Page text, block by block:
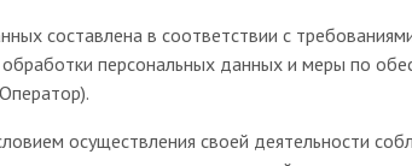
составлена в соответствии с
персональных данных и меры по
осуществления своей деятельности